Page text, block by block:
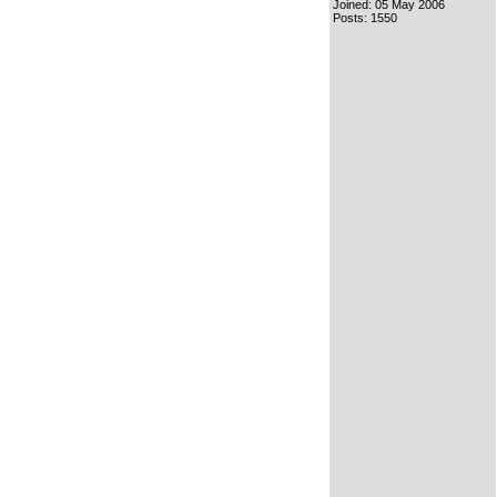
Joined: 05 May 2006
Posts: 1550